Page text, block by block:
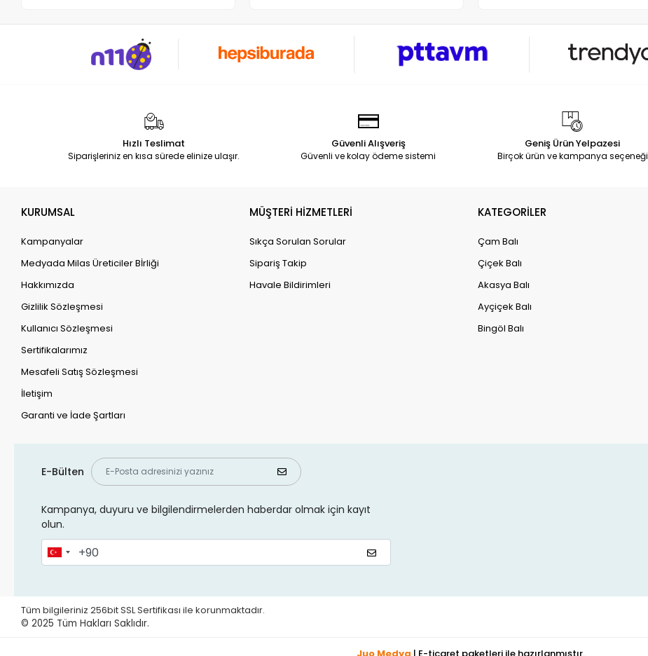
Hızlı Teslimat
Siparişleriniz en kısa sürede elinize ulaşır.
Güvenli Alışveriş
Güvenli ve kolay ödeme sistemi
Geniş Ürün Yelpazesi
Birçok ürün ve kampanya seçeneği
KURUMSAL
Kampanyalar
Medyada Milas Üreticiler Bİrliği
Hakkımızda
Gizlilik Sözleşmesi
Kullanıcı Sözleşmesi
Sertifikalarımız
Mesafeli Satış Sözleşmesi
İletişim
Garanti ve İade Şartları
MÜŞTERİ HİZMETLERİ
Sıkça Sorulan Sorular
Sipariş Takip
Havale Bildirimleri
KATEGORİLER
Çam Balı
Çiçek Balı
Akasya Balı
Ayçiçek Balı
Bingöl Balı
E-Bülten
Kampanya, duyuru ve bilgilendirmelerden haberdar olmak için kayıt
olun.
Tüm bilgileriniz 256bit SSL Sertifikası ile korunmaktadır.
© 2025 Tüm Hakları Saklıdır.